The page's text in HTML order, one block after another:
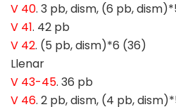
V 40. 3 pb, dism, (6 pb,
V 41. 42 pb
V 42. (5 pb, dism)*6 (36)
Llenar
V 43-45. 36 pb
V 46. 2 pb, dism, (4 pb,